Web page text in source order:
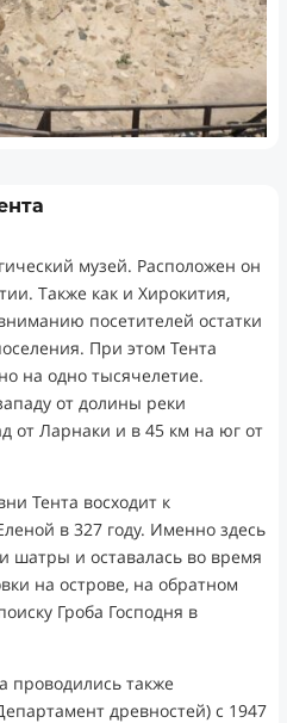
музей. Расположен он
Также как и Хирокития,
посетителей остатки
При этом Тента
на одно тысячелетие.
от долины реки
от Ларнаки и в 45 км на юг от
Тента восходит к
в 327 году. Именно здесь
шатры и оставалась во время
на острове, на обратном
Гроба Господня в
проводились также
древностей) с 1947